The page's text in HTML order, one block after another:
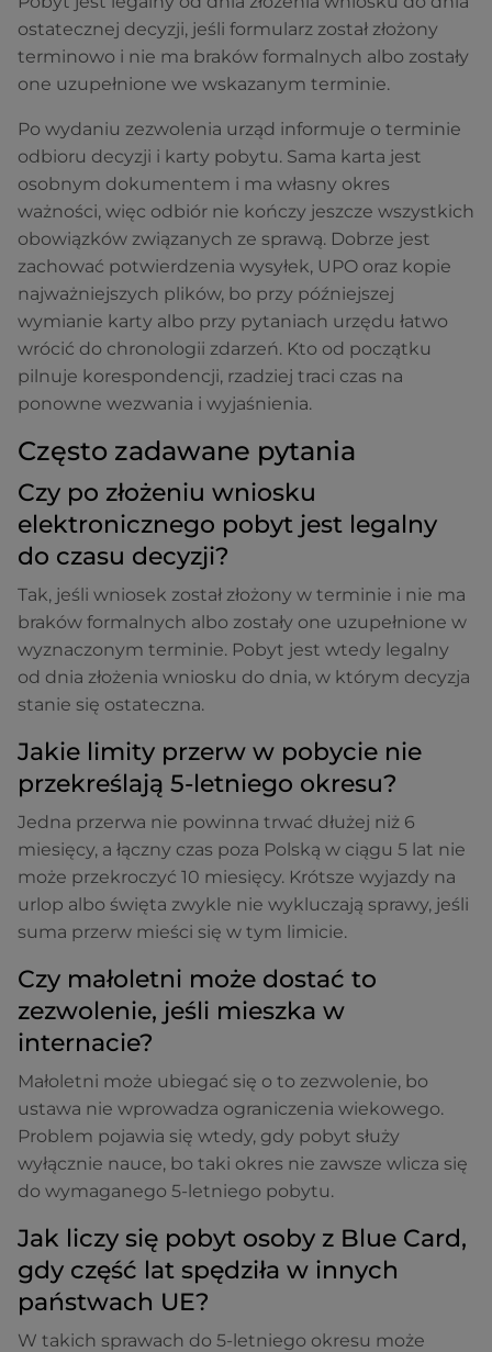
ostatecznej decyzji, jeśli formularz został złożony
terminowo i nie ma braków formalnych albo zostały
one uzupełnione we wskazanym terminie.
Po wydaniu zezwolenia urząd informuje o terminie
odbioru decyzji i karty pobytu. Sama karta jest
osobnym dokumentem i ma własny okres
ważności, więc odbiór nie kończy jeszcze wszystkich
obowiązków związanych ze sprawą. Dobrze jest
zachować potwierdzenia wysyłek, UPO oraz kopie
najważniejszych plików, bo przy późniejszej
wymianie karty albo przy pytaniach urzędu łatwo
wrócić do chronologii zdarzeń. Kto od początku
pilnuje korespondencji, rzadziej traci czas na
ponowne wezwania i wyjaśnienia.
Często zadawane pytania
Czy po złożeniu wniosku
elektronicznego pobyt jest legalny
do czasu decyzji?
Tak, jeśli wniosek został złożony w terminie i nie ma
braków formalnych albo zostały one uzupełnione w
wyznaczonym terminie. Pobyt jest wtedy legalny
od dnia złożenia wniosku do dnia, w którym decyzja
stanie się ostateczna.
Jakie limity przerw w pobycie nie
przekreślają 5-letniego okresu?
Jedna przerwa nie powinna trwać dłużej niż 6
miesięcy, a łączny czas poza Polską w ciągu 5 lat nie
może przekroczyć 10 miesięcy. Krótsze wyjazdy na
urlop albo święta zwykle nie wykluczają sprawy, jeśli
suma przerw mieści się w tym limicie.
Czy małoletni może dostać to
zezwolenie, jeśli mieszka w
internacie?
Małoletni może ubiegać się o to zezwolenie, bo
ustawa nie wprowadza ograniczenia wiekowego.
Problem pojawia się wtedy, gdy pobyt służy
wyłącznie nauce, bo taki okres nie zawsze wlicza się
do wymaganego 5-letniego pobytu.
Jak liczy się pobyt osoby z Blue Card,
gdy część lat spędziła w innych
państwach UE?
W takich sprawach do 5-letniego okresu może